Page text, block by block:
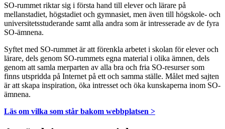
SO-rummet riktar sig i första hand till elever och lärare på
mellanstadiet, högstadiet och gymnasiet, men även till högskole- och
universitetsstuderande samt alla andra som är intresserade av de fyra
SO-ämnena.
Syftet med SO-rummet är att förenkla arbetet i skolan för elever och
lärare, dels genom SO-rummets egna material i olika ämnen, dels
genom att samla merparten av alla bra och fria SO-resurser som
finns utspridda på Internet på ett och samma ställe. Målet med sajten
är att skapa inspiration, öka intresset och öka kunskaperna inom SO-
ämnena.
Läs om vilka som står bakom webbplatsen >